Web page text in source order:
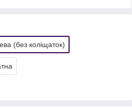
(без коліщаток)